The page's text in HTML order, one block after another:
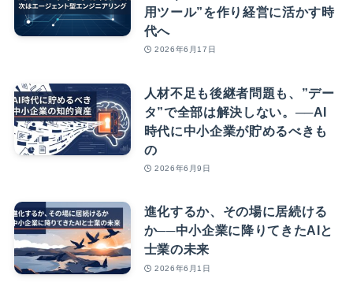
用ツール”を作り経営に活かす時
代へ
2026年6月17日
人材不足も後継者問題も、”デー
タ”で全部は解決しない。──AI
時代に中小企業が貯めるべきも
の
2026年6月9日
進化するか、その場に居続ける
か──中小企業に降りてきたAIと
士業の未来
2026年6月1日